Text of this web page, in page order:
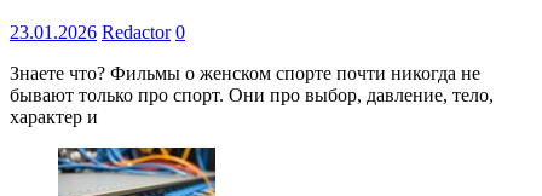
23.01.2026 Redactor 0
Знаете что? Фильмы о женском спорте почти никогда не
бывают только про спорт. Они про выбор, давление, тело,
характер и